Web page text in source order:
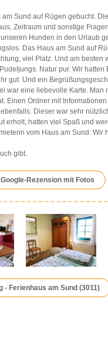
Sund auf Rügen gebucht.
Zeitraum und sonstige
Hunden in den Urlaub
Das Haus am Sund auf
viel Platz. Und am besten
Natur pur. Wir hatten
gut. Und ein
war eine liebevolle Karte. Man
Einen Ordner mit
Dieser war sehr
erholt, hatten viel Spaß und
vom Haus am Sund. Wir
gibt.
Rezension mit Fotos
- Ferienhaus am Sund (3011)